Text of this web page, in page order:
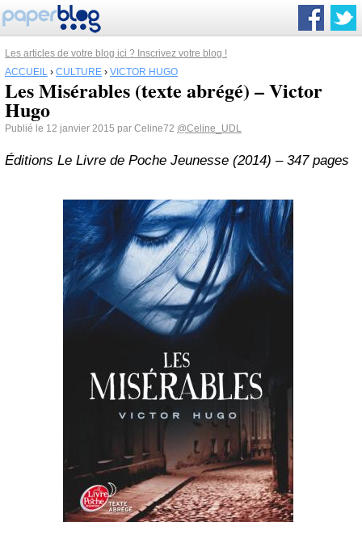
Les articles de votre blog ici ? Inscrivez votre blog !
ACCUEIL › CULTURE › VICTOR HUGO
Les Misérables (texte abrégé) – Victor
Hugo
Publié le 12 janvier 2015 par Celine72 @Celine_UDL
Éditions Le Livre de Poche Jeunesse (2014) – 347 pages